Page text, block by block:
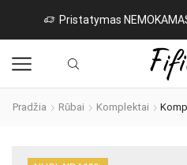
Pristatymas NEMOKAMAS
Pradžia Rūbai Komplektai